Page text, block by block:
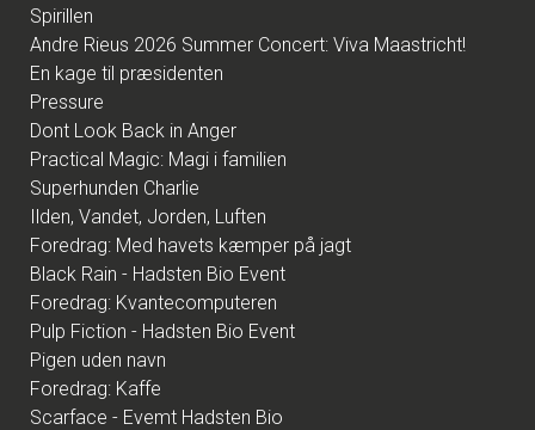
Spirillen
Andre Rieus 2026 Summer Concert: Viva Maastricht!
En kage til præsidenten
Pressure
Dont Look Back in Anger
Practical Magic: Magi i familien
Superhunden Charlie
Ilden, Vandet, Jorden, Luften
Foredrag: Med havets kæmper på jagt
Black Rain - Hadsten Bio Event
Foredrag: Kvantecomputeren
Pulp Fiction - Hadsten Bio Event
Pigen uden navn
Foredrag: Kaffe
Scarface - Evemt Hadsten Bio